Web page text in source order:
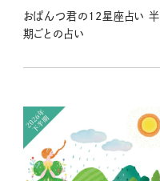
おぱんつ君の12星座占い 半
期ごとの占い